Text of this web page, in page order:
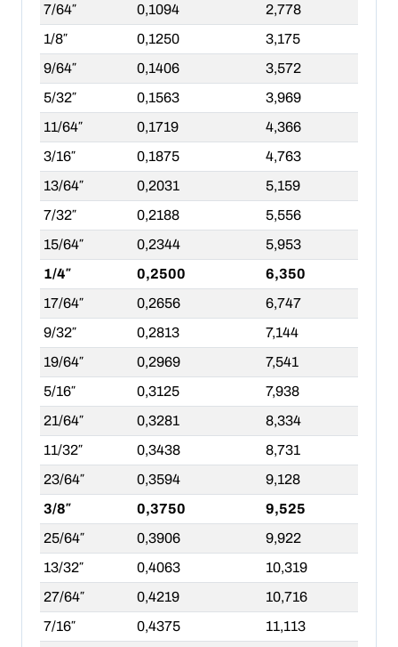
7/64″
0,1094
2,778
1/8″
0,1250
3,175
9/64″
0,1406
3,572
5/32″
0,1563
3,969
11/64″
0,1719
4,366
3/16″
0,1875
4,763
13/64″
0,2031
5,159
7/32″
0,2188
5,556
15/64″
0,2344
5,953
1/4″
0,2500
6,350
17/64″
0,2656
6,747
9/32″
0,2813
7,144
19/64″
0,2969
7,541
5/16″
0,3125
7,938
21/64″
0,3281
8,334
11/32″
0,3438
8,731
23/64″
0,3594
9,128
3/8″
0,3750
9,525
25/64″
0,3906
9,922
13/32″
0,4063
10,319
27/64″
0,4219
10,716
7/16″
0,4375
11,113